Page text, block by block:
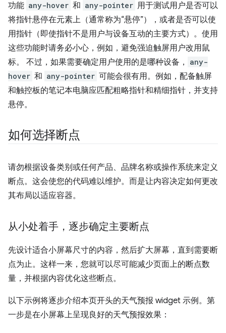
功能 any-hover 和 any-pointer 用于测试用户是否可以
将指针悬停在元素上（通常称为“悬停”），或者是否可以使
用指针（即使指针不是用户与设备互动的主要方式）。使用
这些功能时请务必小心，例如，避免强迫触屏用户改用鼠
标。 不过，如果需要确定用户使用的是哪种设备，
any-
hover 和 any-pointer 可能会很有用。例如，配备触屏
和触控板的笔记本电脑应匹配粗略指针和精细指针，并支持
悬停。
如何选择断点
请勿根据设备类别或任何产品、品牌名称或操作系统来定义
断点。这会使您的代码难以维护。而是让内容决定如何更改
其布局以适应容器。
从小处着手，逐步确定主要断点
先设计适合小屏幕尺寸的内容，然后扩大屏幕，直到需要断
点为止。这样一来，您就可以尽可能减少页面上的断点数
量，并根据内容优化这些断点。
以下示例将逐步介绍本页开头的天气预报 widget 示例。第
一步是在小屏幕上呈现良好的天气预报效果：